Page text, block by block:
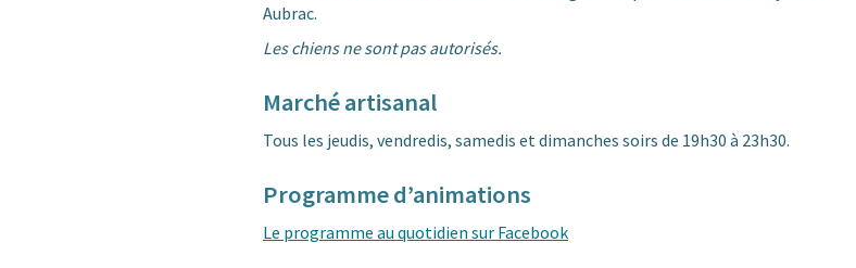
Aubrac.
Les chiens ne sont pas autorisés.
Marché artisanal
Tous les jeudis, vendredis, samedis et dimanches soirs de 19h30 à 23h30.
Programme d’animations
Le programme au quotidien sur Facebook